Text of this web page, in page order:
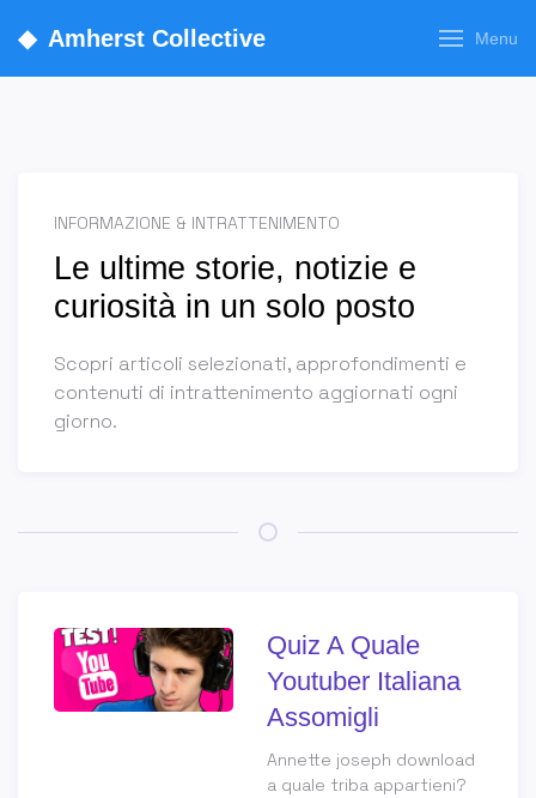
◆ Amherst Collective Menu
INFORMAZIONE & INTRATTENIMENTO
Le ultime storie, notizie e
curiosità in un solo posto
Scopri articoli selezionati, approfondimenti e
contenuti di intrattenimento aggiornati ogni
giorno.
Quiz A Quale
Youtuber Italiana
Assomigli
Annette joseph download
a quale triba appartieni?